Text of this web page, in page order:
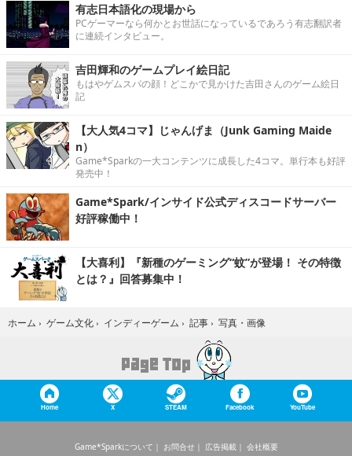
有志日本語化の現場から
PCゲーマーなら何かとお世話になっているであろう有志翻訳者
に連続インタビュー。
吉田輝和のゲームプレイ絵日記
もはやゲムスパの顔！どこかで見かけた吉田さんのゲーム絵日
記
【大人気4コマ】じゃんげま（Junk Gaming Maide
n）
Game*Sparkの一大コンテンツに成長した4コマ。単行本も好評
発売中！
Game*Spark/インサイド公式ディスコードサーバー
好評稼働中！
【大喜利】『新種のゲーミング“蚊”が登場！ その特徴
とは？』回答募集中！
ホーム › ゲーム文化 › インディーゲーム › 記事 › 写真・画像
Home X STEAM Facebook YouTube
Game*Sparkについて お問合せ 広告掲載
会社概要